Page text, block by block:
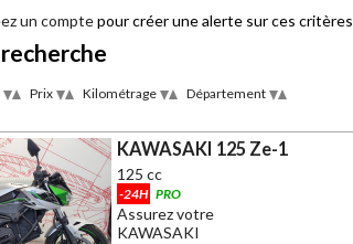
un comptepour créer une alerte sur ces critères
AscDesc
Prix AscDesc
Kilométrage AscDesc
Département Asc
KAWASAKI 125 Ze-1
125 cc
-24H PRO
Assurez votre
KAWASAKI